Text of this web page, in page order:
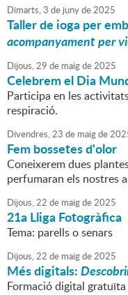
Dimarts,3 de junyde2025
Taller de ioga per
acompanyament per
Dijous,29 de maigde2025
Celebrem el Dia
Participa en les
respiració.
Divendres,23 de maigde
Fem bossetes d'olor
Coneixerem dues
perfumaran els nostres
Dijous,22 de maigde2025
21a Lliga Fotogràfica
Tema: parells o senars
Dijous,22 de maigde2025
Més digitals:
Formació digital gratuïta